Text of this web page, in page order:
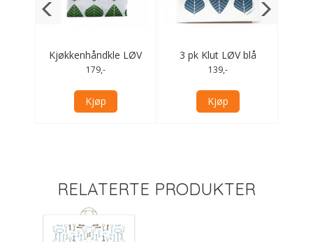
Kjøkkenhåndkle LØV
grønn
179,-
Kjøp
3 pk Klut LØV blå
139,-
Kjøp
RELATERTE PRODUKTER